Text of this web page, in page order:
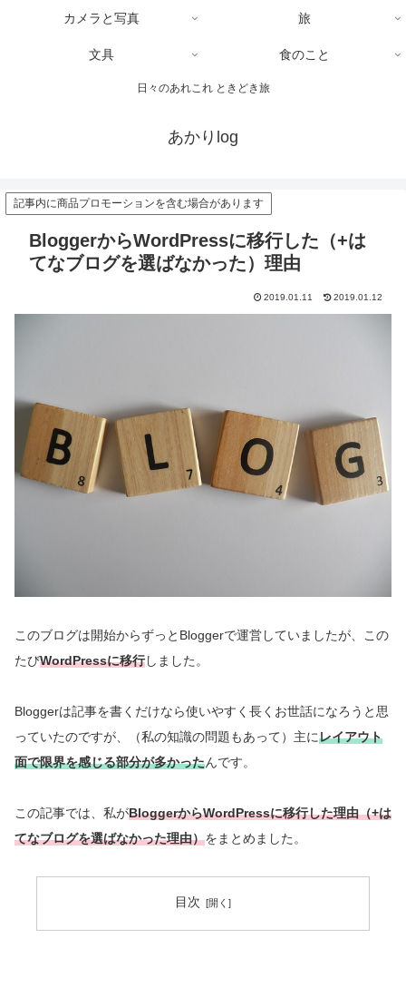
日々のあれこれ ときどき旅
あかりlog
カメラと写真 旅
文具 食のこと
記事内に商品プロモーションを含む場合があります
BloggerからWordPressに移行した（+は
てなブログを選ばなかった）理由
2019.01.11 2019.01.12
このブログは開始からずっとBloggerで運営していましたが、この
たびWordPressに移行しました。
Bloggerは記事を書くだけなら使いやすく長くお世話になろうと思
っていたのですが、（私の知識の問題もあって）主にレイアウト
面で限界を感じる部分が多かったんです。
この記事では、私がBloggerからWordPressに移行した理由（+は
てなブログを選ばなかった理由）をまとめました。
目次